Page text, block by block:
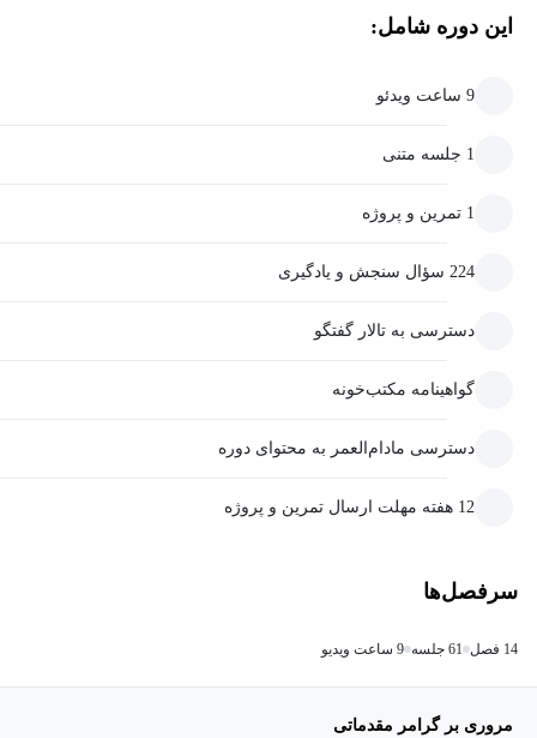
این دوره شامل:
9 ساعت ویدئو
1 جلسه متنی
1 تمرین و پروژه
224 سؤال سنجش و یادگیری
دسترسی به تالار گفتگو
گواهینامه مکتب‌خونه
دسترسی مادام‌العمر به محتوای دوره
12 هفته مهلت ارسال تمرین و پروژه
سرفصل‌ها
14 فصل 61 جلسه 9 ساعت ویدیو
مروری بر گرامر مقدماتی